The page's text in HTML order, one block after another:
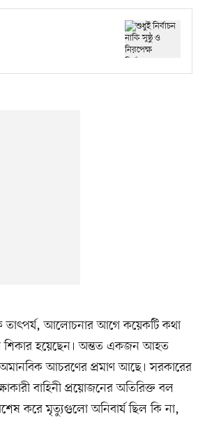
তাৎপর্য, আলোচনার আগে কয়েকটি কথা
শিকার হয়েছেন। অন্তত একজন আহত
অমানবিক আচরণের প্রমাণ আছে। সরকারের
বাহিনী প্রয়োজনের অতিরিক্ত বল
করে মৃত্যুগুলো অনিবার্য ছিল কি না,